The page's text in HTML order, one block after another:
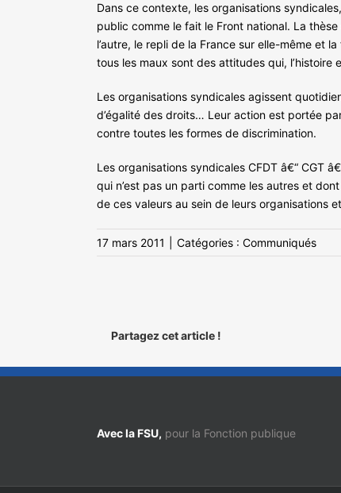
Dans ce contexte, les organisations
public comme le fait le Front national. La
l’autre, le repli de la France sur elle-même et
tous les maux sont des attitudes qui, l’histoire
Les organisations syndicales agissent
d’égalité des droits… Leur action est portée
contre toutes les formes de discrimination.
Les organisations syndicales CFDT â€“ CGT
qui n’est pas un parti comme les autres et
de ces valeurs au sein de leurs organisations
17 mars 2011 Catégories : Communiqués
Partagez cet article !
Avec la FSU, pour la Fonction publique